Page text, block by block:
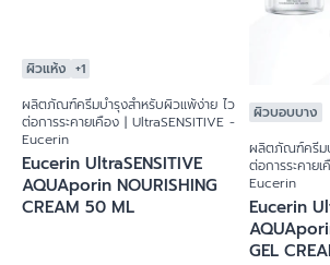
ผิวแห้ง +1
ผลิตภัณฑ์ครีมบำรุงสำหรับผิวแพ้ง่าย ไว
ต่อการระคายเคือง | UltraSENSITIVE -
ผิวบอบบาง
ผลิตภัณฑ์ครีมบ
ต่อการระคายเ
Eucerin
Eucerin